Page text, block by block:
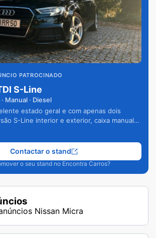
PATROCINADO
S-Line
· Manual · Diesel
estado geral e com apenas dois
S-Line interior e exterior, caixa manual
o seu stand no Encontra Carros?
Contactar o stand
Nissan Micra